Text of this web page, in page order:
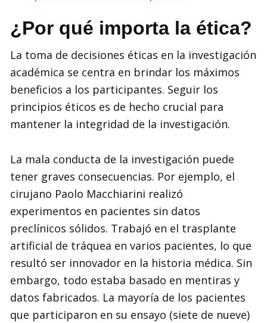
¿Por qué importa la ética?
La toma de decisiones éticas en la investigación
académica se centra en brindar los máximos
beneficios a los participantes. Seguir los
principios éticos es de hecho crucial para
mantener la integridad de la investigación.
La mala conducta de la investigación puede
tener graves consecuencias. Por ejemplo, el
cirujano Paolo Macchiarini realizó
experimentos en pacientes sin datos
preclínicos sólidos. Trabajó en el trasplante
artificial de tráquea en varios pacientes, lo que
resultó ser innovador en la historia médica. Sin
embargo, todo estaba basado en mentiras y
datos fabricados. La mayoría de los pacientes
que participaron en su ensayo (siete de nueve)